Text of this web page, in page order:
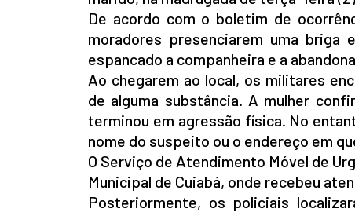
De acordo com o boletim de
moradores presenciarem uma briga
espancado a companheira e a
Ao chegarem ao local, os militares
de alguma substância. A mulher
terminou em agressão física. No
nome do suspeito ou o endereço em
O Serviço de Atendimento Móvel de
Municipal de Cuiabá, onde recebeu
Posteriormente, os policiais